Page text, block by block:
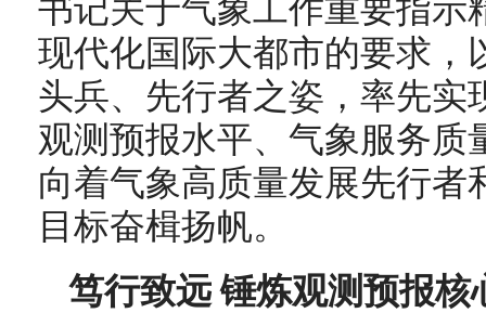
书记关于气象工作重要指示
现代化国际大都市的要求，
头兵、先行者之姿，率先实
观测预报水平、气象服务质
向着气象高质量发展先行者
目标奋楫扬帆。
笃行致远 锤炼观测预报核